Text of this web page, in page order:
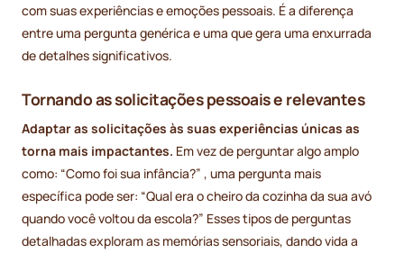
com suas experiências e emoções pessoais. É a diferença
entre uma pergunta genérica e uma que gera uma enxurrada
de detalhes significativos.
Tornando as solicitações pessoais e relevantes
Adaptar as solicitações às suas experiências únicas as
torna mais impactantes. Em vez de perguntar algo amplo
como: “Como foi sua infância?” , uma pergunta mais
específica pode ser: “Qual era o cheiro da cozinha da sua avó
quando você voltou da escola?” Esses tipos de perguntas
detalhadas exploram as memórias sensoriais, dando vida a